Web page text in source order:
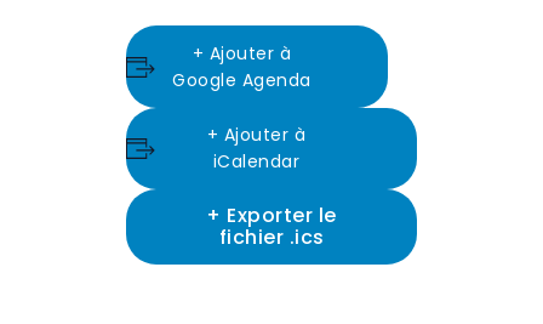
+ Ajouter à
Google Agenda
+ Ajouter à
iCalendar
+ Exporter le
fichier .ics